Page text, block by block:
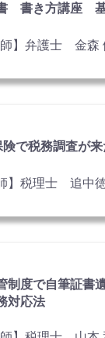
書 書き方講座
師】弁護士 金森
で税務調査が
師】税理士 追中
制度で自筆証
対応法